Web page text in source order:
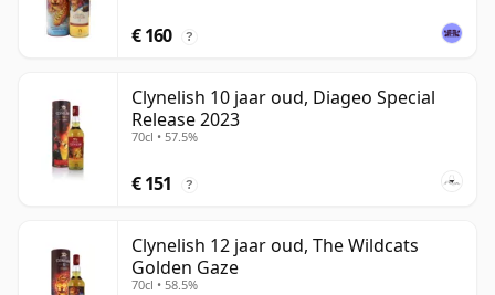
€ 160 ?
Clynelish 10 jaar oud, Diageo Special
Release 2023
70cl • 57.5%
€ 151 ?
Clynelish 12 jaar oud, The Wildcats
Golden Gaze
70cl • 58.5%